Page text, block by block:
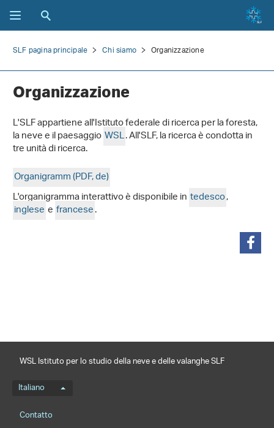
SLF pagina principale Chi siamo Organizzazione
Organizzazione
L'SLF appartiene all'Istituto federale di ricerca per la foresta,
la neve e il paesaggioWSL. All'SLF, la ricerca è condotta in
tre unità di ricerca.
Organigramm (PDF, de)
L'organigramma interattivo è disponibile intedesco,
ingleseefrancese.
WSL Istituto per lo studio della neve e delle valanghe SLF
Menu della lingua
Italiano
Footernavigation
Contatto